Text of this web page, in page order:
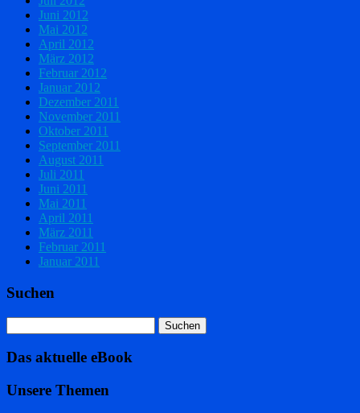
Juni 2012
Mai 2012
April 2012
März 2012
Februar 2012
Januar 2012
Dezember 2011
November 2011
Oktober 2011
September 2011
August 2011
Juli 2011
Juni 2011
Mai 2011
April 2011
März 2011
Februar 2011
Januar 2011
Suchen
Das aktuelle eBook
Unsere Themen